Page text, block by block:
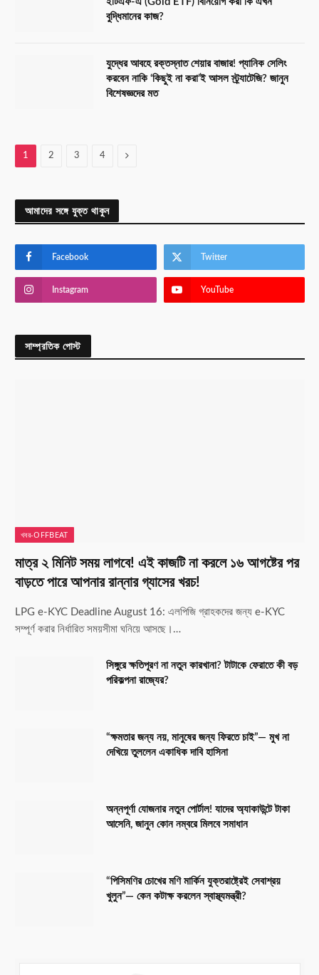
বুদ্ধিমানের কাজ?
যুদ্ধের আবহে রক্তস্নাত শেয়ার বাজার! প্যানিক সেলিং
করবেন নাকি ‘কিছুই না করা’ই আসল স্ট্র্যাটেজি? জানুন
বিশেষজ্ঞদের মত
1 2 3 4 Next
আমাদের সঙ্গে যুক্ত থাকুন
Facebook Twitter
Instagram YouTube
সাম্প্রতিক পোস্ট
খবর-OFFBEAT
মাত্র ২ মিনিট সময় লাগবে! এই কাজটি না করলে ১৬ আগষ্টের পর
বাড়তে পারে আপনার রান্নার গ্যাসের খরচ!
LPG e-KYC Deadline August 16: এলপিজি গ্রাহকদের জন্য e-KYC
সম্পূর্ণ করার নির্ধারিত সময়সীমা ঘনিয়ে আসছে।…
সিঙ্গুরে ক্ষতিপূরণ না নতুন কারখানা? টাটাকে ফেরাতে কী বড়
পরিকল্পনা রাজ্যের?
“ক্ষমতার জন্য নয়, মানুষের জন্য ফিরতে চাই”— মুখ না
দেখিয়ে তুললেন একাধিক দাবি হাসিনা
অন্নপূর্ণা যোজনার নতুন পোর্টাল! যাদের অ্যাকাউন্টে টাকা
আসেনি, জানুন কোন নম্বরে মিলবে সমাধান
“পিসিমণির চোখের মণি মার্কিন যুক্তরাষ্ট্রেই সেবাশ্রয়
খুলুন”— কেন কটাক্ষ করলেন স্বাস্থ্যমন্ত্রী?